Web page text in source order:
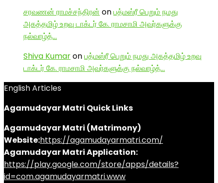
சரவணன் ராமச்சந்திரன் onபத்மஸ்ரீ பெறும் நமது
அகத்தமிழ் உறவு டாக்டர் கே. ராமசாமி அவர்களுக்கு
நல்வாழ்த்…
Shiva Kumaronபத்மஸ்ரீ பெறும் நமது அகத்தமிழ் உறவு
டாக்டர் கே. ராமசாமி அவர்களுக்கு நல்வாழ்த்…
English Articles
Agamudayar Matri Quick Links
Agamudayar Matri (Matrimony)
Website:https://agamudayarmatri.com/
Agamudayar Matri Application:
https://play.google.com/store/apps/details?
id=com.agamudayarmatri.www